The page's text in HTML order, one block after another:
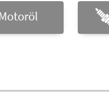
Motoröl